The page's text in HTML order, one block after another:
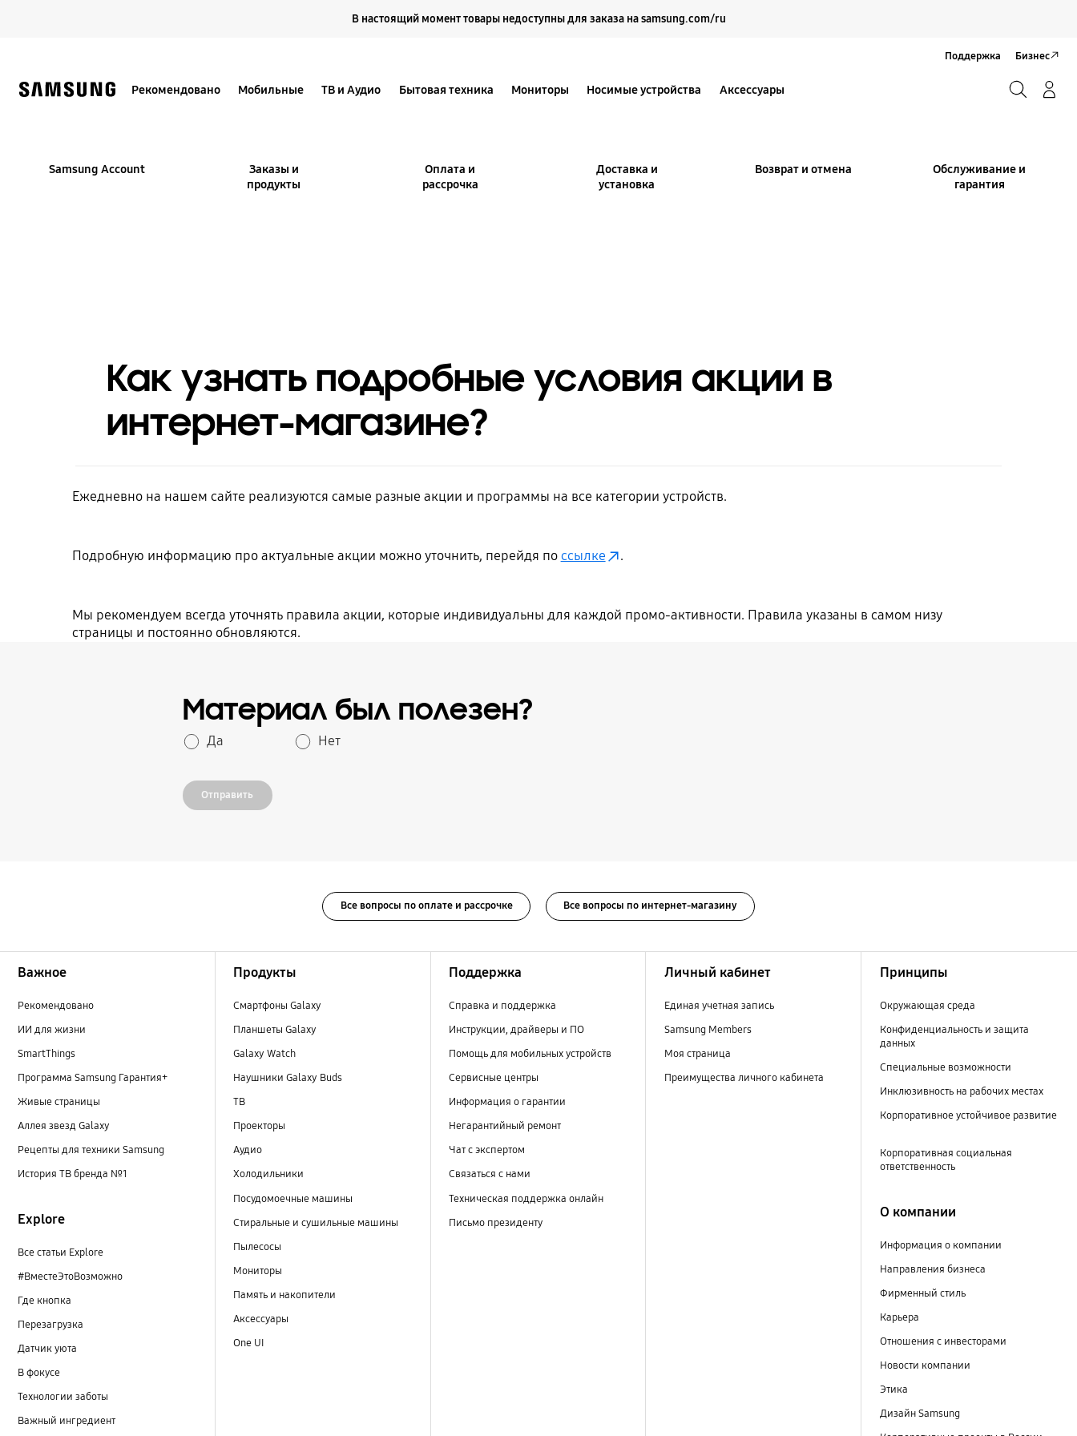
В настоящий момент товары недоступны для заказа на samsung.com/ru
Рекомендовано Мобильные ТВ и Аудио Бытовая техника Мониторы Носимые устройства Аксессуары
Поддержка Бизнес
Samsung Account
Заказы и
продукты
Оплата и
рассрочка
Доставка и
установка
Возврат и отмена
Обслуживание и
гарантия
Как узнать подробные условия акции в
интернет-магазине?
Ежедневно на нашем сайте реализуются самые разные акции и программы на все категории устройств.
Подробную информацию про актуальные акции можно уточнить, перейдя поссылке .
Мы рекомендуем всегда уточнять правила акции, которые индивидуальны для каждой промо-активности. Правила указаны в самом низу
страницы и постоянно обновляются.
Материал был полезен?
Да Нет
Отправить
Все вопросы по оплате и рассрочке Все вопросы по интернет-магазину
Важное
Рекомендовано
ИИ для жизни
SmartThings
Программа Samsung Гарантия+
Живые страницы
Аллея звезд Galaxy
Рецепты для техники Samsung
История ТВ бренда №1
Explore
Все статьи Explore
#ВместеЭтоВозможно
Где кнопка
Перезагрузка
Датчик уюта
В фокусе
Технологии заботы
Важный ингредиент
Продукты
Смартфоны Galaxy
Планшеты Galaxy
Galaxy Watch
Наушники Galaxy Buds
ТВ
Проекторы
Аудио
Холодильники
Посудомоечные машины
Стиральные и сушильные машины
Пылесосы
Мониторы
Память и накопители
Аксессуары
One UI
Поддержка
Справка и поддержка
Инструкции, драйверы и ПО
Помощь для мобильных устройств
Сервисные центры
Информация о гарантии
Негарантийный ремонт
Чат с экспертом
Связаться с нами
Техническая поддержка онлайн
Письмо президенту
Личный кабинет
Единая учетная запись
Samsung Members
Моя страница
Преимущества личного кабинета
Принципы
Окружающая среда
Конфиденциальность и защита
данных
Специальные возможности
Инклюзивность на рабочих местах
Корпоративное устойчивое развитие
Корпоративная социальная
ответственность
О компании
Информация о компании
Направления бизнеса
Фирменный стиль
Карьера
Отношения с инвесторами
Новости компании
Этика
Дизайн Samsung